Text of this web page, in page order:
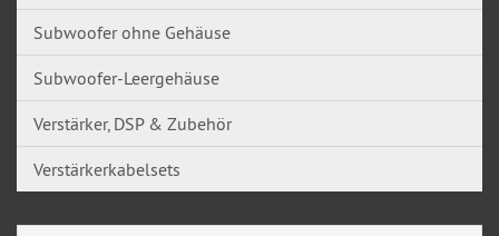
Subwoofer ohne Gehäuse
Subwoofer-Leergehäuse
Verstärker, DSP & Zubehör
Verstärkerkabelsets